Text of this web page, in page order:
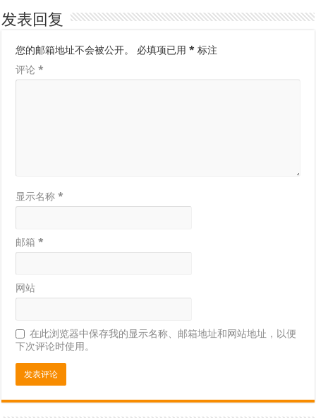
发表回复
您的邮箱地址不会被公开。 必填项已用* 标注
评论*
显示名称*
邮箱*
网站
在此浏览器中保存我的显示名称、邮箱地址和网站地址，以便
下次评论时使用。